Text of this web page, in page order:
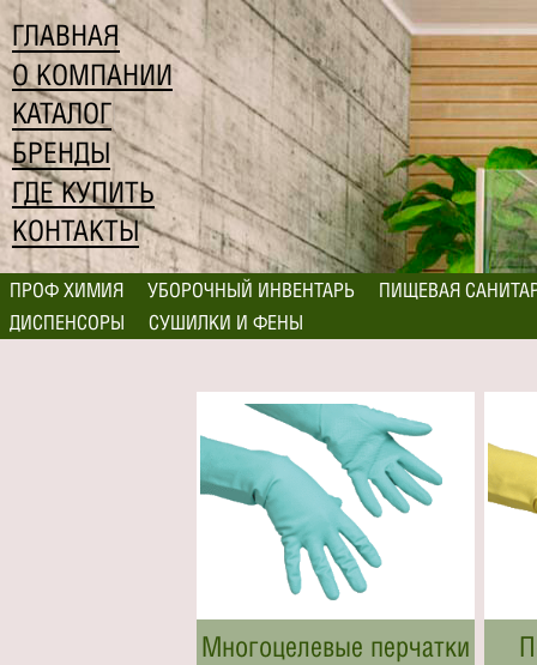
ГЛАВНАЯ
О КОМПАНИИ
КАТАЛОГ
БРЕНДЫ
ГДЕ КУПИТЬ
КОНТАКТЫ
ПРОФ ХИМИЯ УБОРОЧНЫЙ ИНВЕНТАРЬ
ПИЩЕВАЯ
ДИСПЕНСОРЫ
СУШИЛКИ И ФЕНЫ
Многоцелевые перчатки